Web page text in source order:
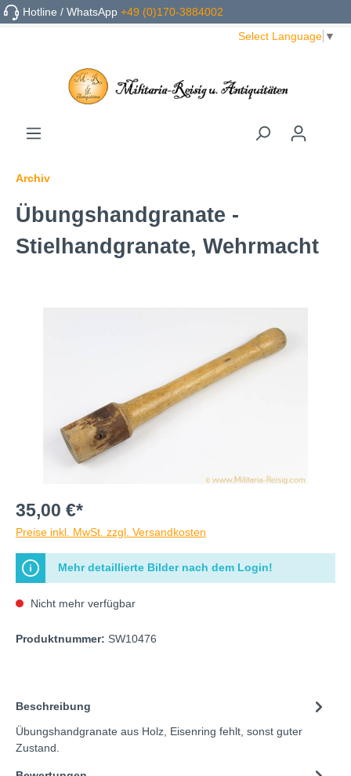
Hotline / WhatsApp+49 (0)170-3884002
Select Language ▼
Archiv
Übungshandgranate -
Stielhandgranate, Wehrmacht
35,00 €*
Preise inkl. MwSt. zzgl. Versandkosten
Mehr detaillierte Bilder nach dem Login!
Nicht mehr verfügbar
Produktnummer: SW10476
Beschreibung
Übungshandgranate aus Holz, Eisenring fehlt, sonst guter
Zustand.